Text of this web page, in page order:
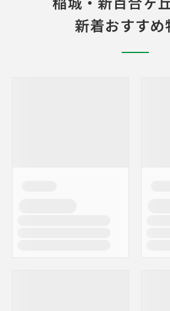
新着おすすめ